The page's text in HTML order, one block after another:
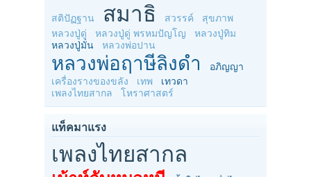
สติปัฏฐาน สมาธิ สวรรค์
สุขภาพ
หลวงปู่ดู่
หลวงปู่ดู่ พรหมปัญโญ
หลวงปู่ทิม
หลวงปู่มั่น
หลวงพ่อปาน
หลวงพ่อฤาษีลิงดำ
อภิญญา
เครื่องรางของขลัง
เทพ
เทวดา
เพลงไทยสากล
โหราศาสตร์
แท็คมาแรง
เพลงไทยสากล